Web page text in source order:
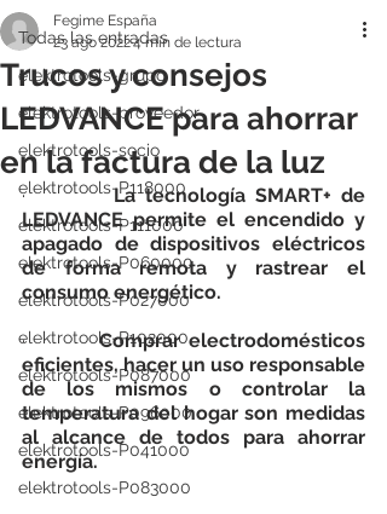
Todas las entradas
elektrotools-grupo
elektrotools-proveedor
elektrotools-socio
elektrotools-P118000
elektrotools-P111000
elektrotools-P060000
elektrotools-P027000
elektrotools-P102000
elektrotools-P087000
elektrotools-P096000
elektrotools-P041000
elektrotools-P083000
Trucos y consejos
LEDVANCE para ahorrar
en la factura de la luz
Fegime España
23 ago 20224 min de lectura
· La tecnología SMART+ de
LEDVANCE permite el encendido y
apagado de dispositivos eléctricos
de forma remota y rastrear el
consumo energético.
· Comprar electrodomésticos
eficientes, hacer un uso responsable
de los mismos o controlar la
temperatura del hogar son medidas
al alcance de todos para ahorrar
energía.